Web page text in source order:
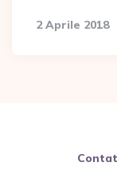
2 Aprile 2018